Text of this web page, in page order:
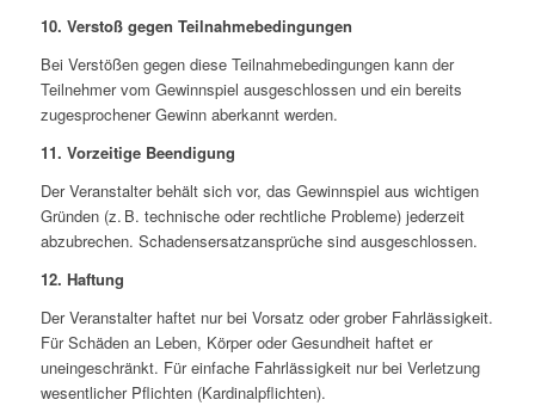
10. Verstoß gegen Teilnahmebedingungen
Bei Verstößen gegen diese Teilnahmebedingungen kann der
Teilnehmer vom Gewinnspiel ausgeschlossen und ein bereits
zugesprochener Gewinn aberkannt werden.
11. Vorzeitige Beendigung
Der Veranstalter behält sich vor, das Gewinnspiel aus wichtigen
Gründen (z. B. technische oder rechtliche Probleme) jederzeit
abzubrechen. Schadensersatzansprüche sind ausgeschlossen.
12. Haftung
Der Veranstalter haftet nur bei Vorsatz oder grober Fahrlässigkeit.
Für Schäden an Leben, Körper oder Gesundheit haftet er
uneingeschränkt. Für einfache Fahrlässigkeit nur bei Verletzung
wesentlicher Pflichten (Kardinalpflichten).